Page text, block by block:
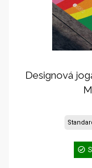
Designová